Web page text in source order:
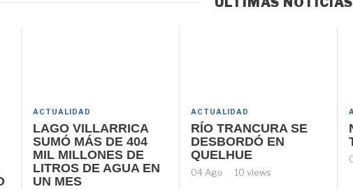
ACTUALIDAD
LAGO VILLARRICA
SUMÓ MÁS DE 404
MIL MILLONES DE
LITROS DE AGUA EN
UN MES
ACTUALIDAD
RÍO TRANCURA SE
DESBORDÓ EN
QUELHUE
04 Ago 10 views